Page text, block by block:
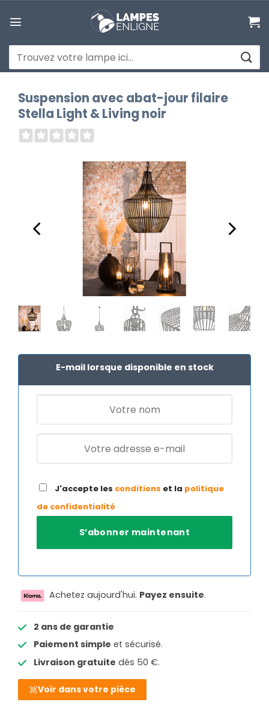
au
Recherche
pour :
Suspension avec abat-jour filaire
Stella Light & Living noir
E-mail lorsque disponible en stock
J'accepte les conditions et la politique
de confidentialité
Achetez aujourd'hui. Payez ensuite.
2 ans de garantie
Paiement simple et sécurisé.
Livraison gratuite dés 50 €.
Voir dans votre pièce